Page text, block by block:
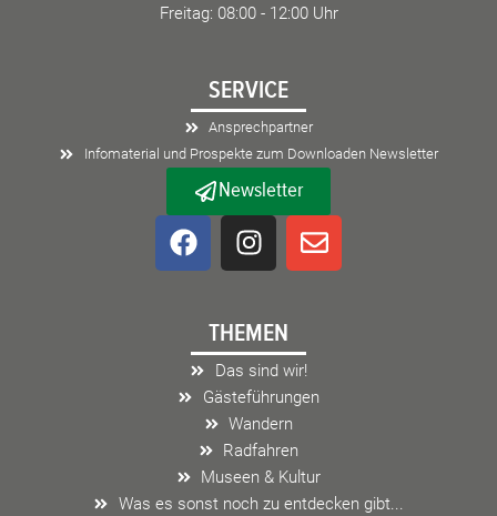
Freitag: 08:00 - 12:00 Uhr
SERVICE
Ansprechpartner
Infomaterial und Prospekte zum Downloaden Newsletter
Newsletter
F
a
o
o
I
n
a
g
r
a
m
E
n
p
THEMEN
Das sind wir!
Gästeführungen
Wandern
Radfahren
Museen & Kultur
Was es sonst noch zu entdecken gibt...